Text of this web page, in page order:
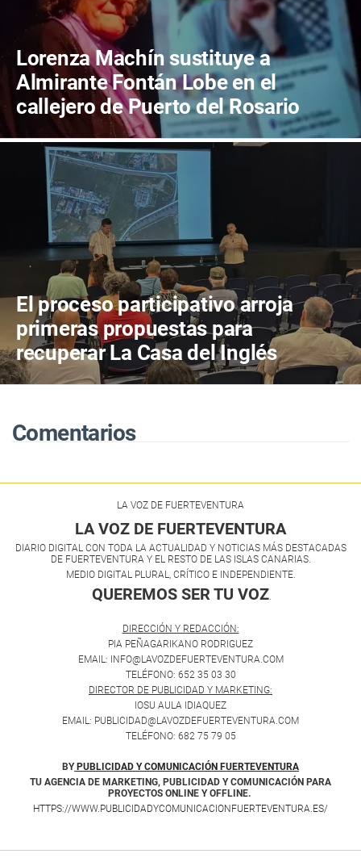
Lorenza Machín sustituye a
Almirante Fontán Lobe en el
callejero de Puerto del Rosario
El proceso participativo arroja
primeras propuestas para
recuperar La Casa del Inglés
Comentarios
LA VOZ DE FUERTEVENTURA
LA VOZ DE FUERTEVENTURA
DIARIO DIGITAL CON TODA LA ACTUALIDAD Y NOTICIAS MÁS DESTACADAS
DE FUERTEVENTURA Y EL RESTO DE LAS ISLAS CANARIAS.
MEDIO DIGITAL PLURAL, CRÍTICO E INDEPENDIENTE.
QUEREMOS SER TU VOZ.
DIRECCIÓN Y REDACCIÓN:
PIA PEÑAGARIKANO RODRIGUEZ
EMAIL: INFO@LAVOZDEFUERTEVENTURA.COM
TELÉFONO: 652 35 03 30
DIRECTOR DE PUBLICIDAD Y MARKETING:
IOSU AULA IDIAQUEZ
EMAIL: PUBLICIDAD@LAVOZDEFUERTEVENTURA.COM
TELÉFONO: 682 75 79 05
BY PUBLICIDAD Y COMUNICACIÓN FUERTEVENTURA
TU AGENCIA DE MARKETING, PUBLICIDAD Y COMUNICACIÓN PARA
PROYECTOS ONLINE Y OFFLINE.
HTTPS://WWW.PUBLICIDADYCOMUNICACIONFUERTEVENTURA.ES/